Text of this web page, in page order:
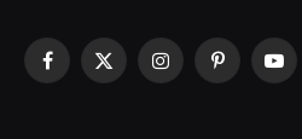
Facebook
X
InstagramPinterest